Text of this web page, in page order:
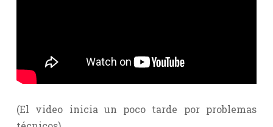
(El video inicia un poco tarde por problemas